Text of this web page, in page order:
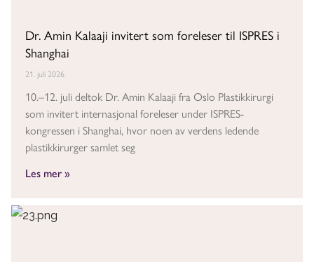
Dr. Amin Kalaaji invitert som foreleser til ISPRES i
Shanghai
21. juli 2026
10.–12. juli deltok Dr. Amin Kalaaji fra Oslo Plastikkirurgi
som invitert internasjonal foreleser under ISPRES-
kongressen i Shanghai, hvor noen av verdens ledende
plastikkirurger samlet seg
Les mer »